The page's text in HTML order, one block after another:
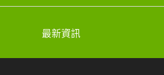
最新資訊